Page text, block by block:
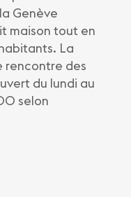
Genève
maison tout en
La
rencontre des
du lundi au
selon